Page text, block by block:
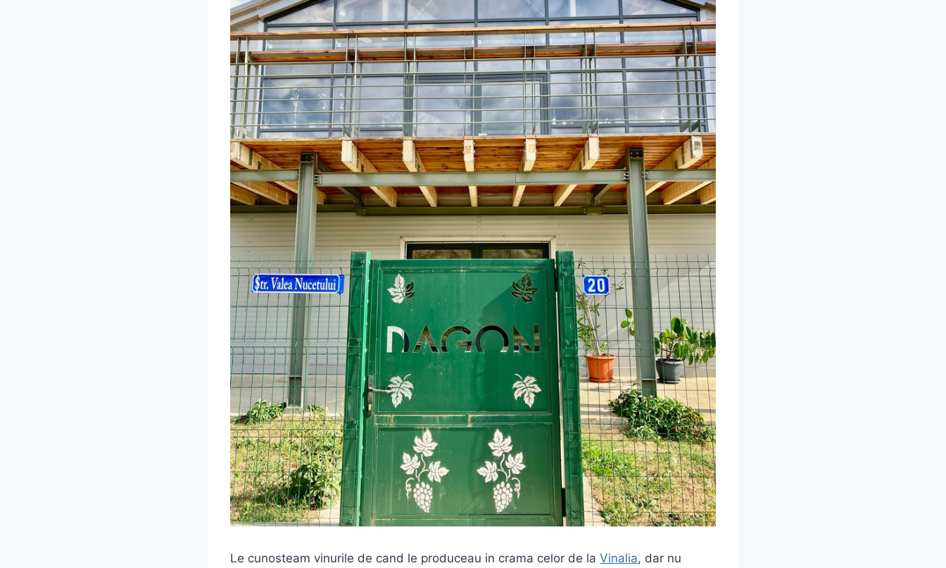
Le cunosteam vinurile de cand le produceau in crama celor de laVinalia, dar nu